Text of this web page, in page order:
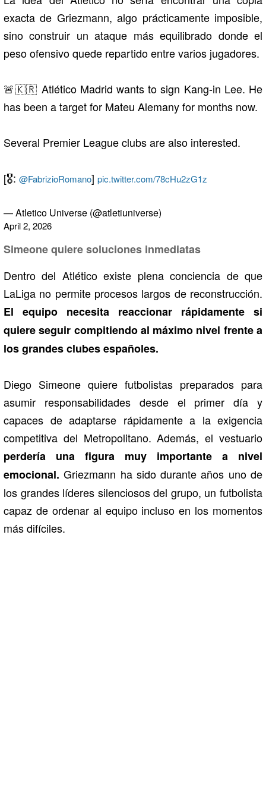
exacta de Griezmann, algo prácticamente imposible,
sino construir un ataque más equilibrado donde el
peso ofensivo quede repartido entre varios jugadores.
🚨🇰🇷 Atlético Madrid wants to sign Kang-in Lee. He
has been a target for Mateu Alemany for months now.
Several Premier League clubs are also interested.
[🎖️: @FabrizioRomano] pic.twitter.com/78cHu2zG1z
— Atletico Universe (@atletiuniverse)
April 2, 2026
Simeone quiere soluciones inmediatas
Dentro del Atlético existe plena conciencia de que
LaLiga no permite procesos largos de reconstrucción.
El equipo necesita reaccionar rápidamente si
quiere seguir compitiendo al máximo nivel frente a
los grandes clubes españoles.
Diego Simeone quiere futbolistas preparados para
asumir responsabilidades desde el primer día y
capaces de adaptarse rápidamente a la exigencia
competitiva del Metropolitano. Además, el vestuario
perdería una figura muy importante a nivel
emocional. Griezmann ha sido durante años uno de
los grandes líderes silenciosos del grupo, un futbolista
capaz de ordenar al equipo incluso en los momentos
más difíciles.